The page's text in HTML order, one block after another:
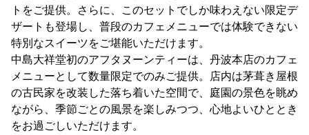
トをご提供。さらに、このセットでしか味わえない限定デ
ザートも登場し、普段のカフェメニューでは体験できない
特別なスイーツをご堪能いただけます。
中島大祥堂初のアフタヌーンティーは、丹波本店のカフェ
メニューとして数量限定でのみご提供。店内は茅葺き屋根
の古民家を改装した落ち着いた空間で、庭園の景色を眺め
ながら、季節ごとの風景を楽しみつつ、心地よいひととき
をお過ごしいただけます。